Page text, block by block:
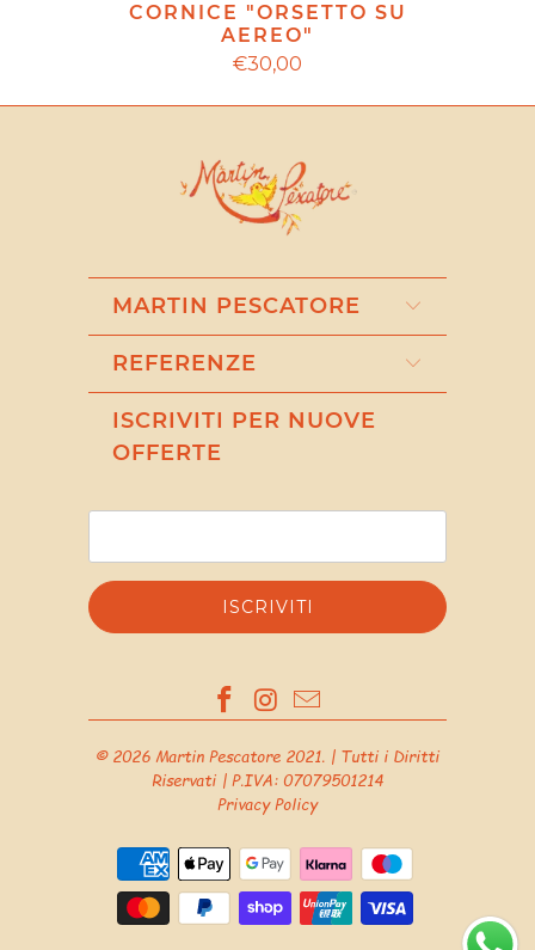
CORNICE "ORSETTO SU
AEREO"
€30,00
MARTIN PESCATORE
REFERENZE
ISCRIVITI PER NUOVE
OFFERTE
© 2026 Martin Pescatore 2021. | Tutti i Diritti
Riservati | P.IVA: 07079501214
Privacy Policy